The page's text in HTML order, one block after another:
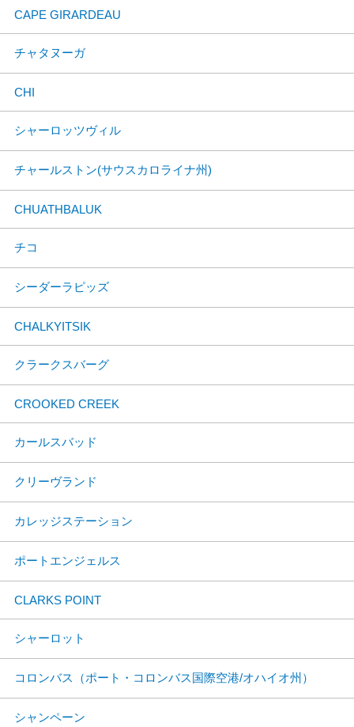
CAPE GIRARDEAU
チャタヌーガ
CHI
シャーロッツヴィル
チャールストン(サウスカロライナ州)
CHUATHBALUK
チコ
シーダーラピッズ
CHALKYITSIK
クラークスバーグ
CROOKED CREEK
カールスバッド
クリーヴランド
カレッジステーション
ポートエンジェルス
CLARKS POINT
シャーロット
コロンバス（ポート・コロンバス国際空港/オハイオ州）
シャンペーン